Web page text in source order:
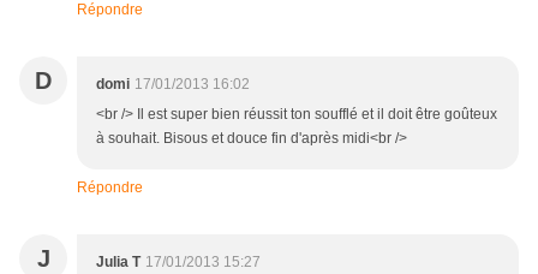
Répondre
D domi 17/01/2013 16:02
<br /> Il est super bien réussit ton soufflé et il doit être goûteux
à souhait. Bisous et douce fin d'après midi<br />
Répondre
J Julia T 17/01/2013 15:27